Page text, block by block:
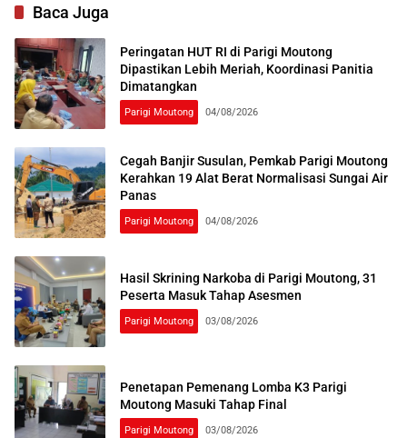
Baca Juga
Peringatan HUT RI di Parigi Moutong
Dipastikan Lebih Meriah, Koordinasi Panitia
Dimatangkan
Parigi Moutong 04/08/2026
Cegah Banjir Susulan, Pemkab Parigi Moutong
Kerahkan 19 Alat Berat Normalisasi Sungai Air
Panas
Parigi Moutong 04/08/2026
Hasil Skrining Narkoba di Parigi Moutong, 31
Peserta Masuk Tahap Asesmen
Parigi Moutong 03/08/2026
Penetapan Pemenang Lomba K3 Parigi
Moutong Masuki Tahap Final
Parigi Moutong 03/08/2026